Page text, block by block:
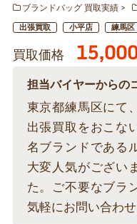
ブランドバッグ 買取実績
出張買取 小平店 練馬区
買取価格
担当バイヤーからの
東京都練馬区にて
出張買取をおこな
名ブランドである
大変人気がござい
た。ご不要なブラ
気軽にお問い合わせ